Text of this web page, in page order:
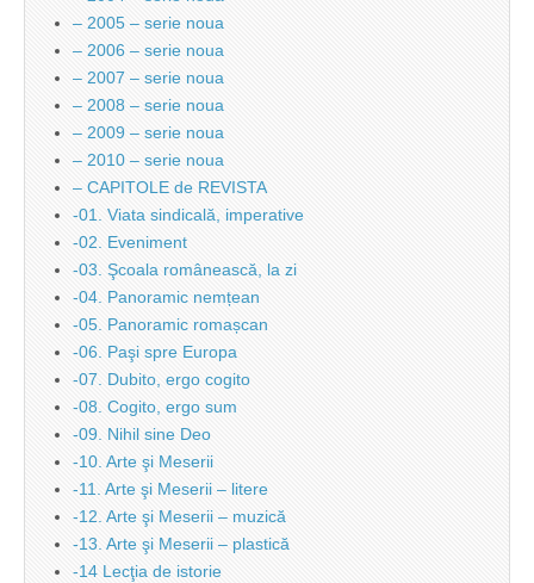
– 2005 – serie noua
– 2006 – serie noua
– 2007 – serie noua
– 2008 – serie noua
– 2009 – serie noua
– 2010 – serie noua
– CAPITOLE de REVISTA
-01. Viata sindicală, imperative
-02. Eveniment
-03. Şcoala românească, la zi
-04. Panoramic nemțean
-05. Panoramic romașcan
-06. Paşi spre Europa
-07. Dubito, ergo cogito
-08. Cogito, ergo sum
-09. Nihil sine Deo
-10. Arte şi Meserii
-11. Arte şi Meserii – litere
-12. Arte şi Meserii – muzică
-13. Arte şi Meserii – plastică
-14 Lecţia de istorie